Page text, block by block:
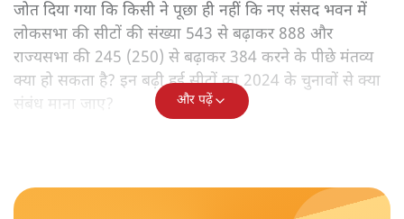
जोत दिया गया कि किसी ने पूछा ही नहीं कि नए संसद भवन में
लोकसभा की सीटों की संख्या 543 से बढ़ाकर 888 और
राज्यसभा की 245 (250) से बढ़ाकर 384 करने के पीछे मंतव्य
क्या हो सकता है? इन बढ़ी हुई सीटों का 2024 के चुनावों से क्या
संबंध माना जाए?
और पढ़ें